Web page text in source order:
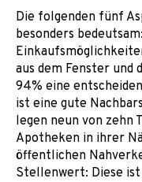
Die folgenden fünf
besonders
aus dem Fenster
94% eine
ist eine gute
legen neun von zehn
Apotheken in ihrer
öffentlichen
Stellenwert: Diese